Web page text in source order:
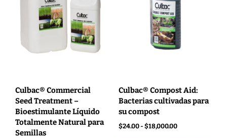
Culbac® Commercial
Seed Treatment –
Bioestimulante Líquido
Totalmente Natural para
Semillas
Culbac® Compost Aid:
Bacterias cultivadas para
su compost
$24.00- $18,000.00